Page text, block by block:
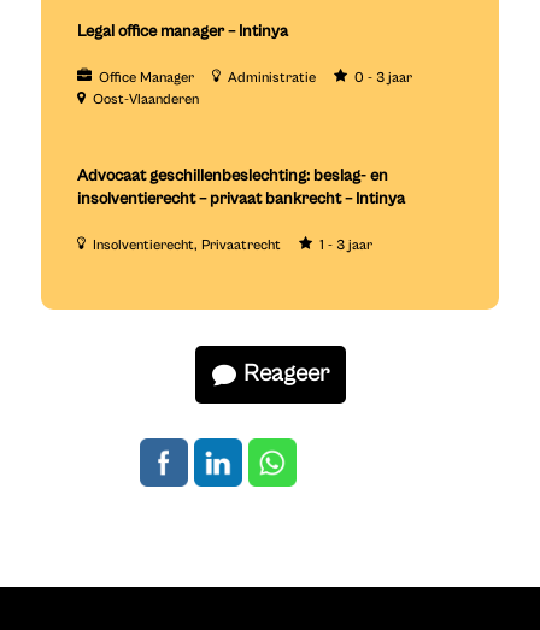
Legal office manager – Intinya
Office Manager Administratie
0 - 3 jaar
Oost-Vlaanderen
Advocaat geschillenbeslechting: beslag- en
insolventierecht – privaat bankrecht – Intinya
Insolventierecht Privaatrecht 1 - 3 jaar
Reageer